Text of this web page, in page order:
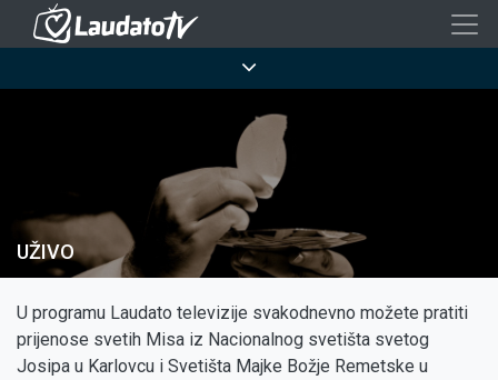
Skoči
sadržaj
UŽIVO
U programu Laudato televizije svakodnevno možete pratiti
prijenose svetih Misa iz Nacionalnog svetišta svetog
Josipa u Karlovcu i Svetišta Majke Božje Remetske u